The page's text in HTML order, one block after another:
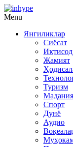
Menu
Янгиликлар
Сиёсат
Иқтисод
Жамият
Туризм
Спорт
Дунё
Аудио